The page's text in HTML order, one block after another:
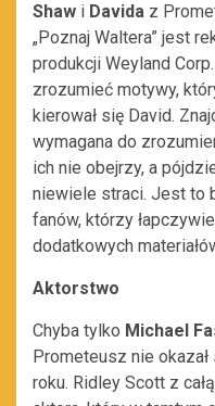
Shaw i Davida z
„Poznaj Waltera” jest
produkcji Weyland
zrozumieć motywy,
kierował się David.
wymagana do
ich nie obejrzy, a
niewiele straci. Jest to
fanów, którzy
dodatkowych
Aktorstwo
Chyba tylko Michael
Prometeusz nie
roku. Ridley Scott z